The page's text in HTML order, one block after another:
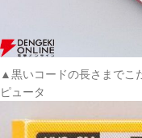
▲黒いコードの長さまでこ
ピュータ